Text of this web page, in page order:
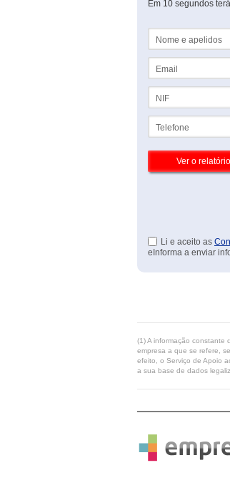
Em 10 segundos
Li e aceito as
eInforma a enviar
(1) A informação constante
empresa a que se refere,
efeito, o Serviço de Apoio
a sua base de dados